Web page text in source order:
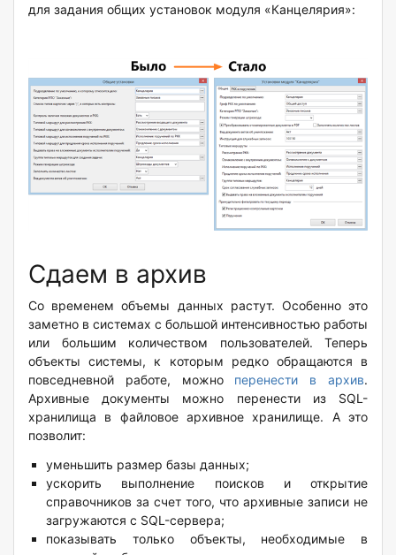
для задания общих установок модуля «Канцелярия»:
Сдаем в архив
Со временем объемы данных растут. Особенно это
заметно в системах с большой интенсивностью работы
или большим количеством пользователей. Теперь
объекты системы, к которым редко обращаются в
повседневной работе, можно перенести в архив.
Архивные документы можно перенести из SQL-
хранилища в файловое архивное хранилище. А это
позволит:
уменьшить размер базы данных;
ускорить выполнение поисков и открытие
справочников за счет того, что архивные записи не
загружаются с SQL-сервера;
показывать только объекты, необходимые в